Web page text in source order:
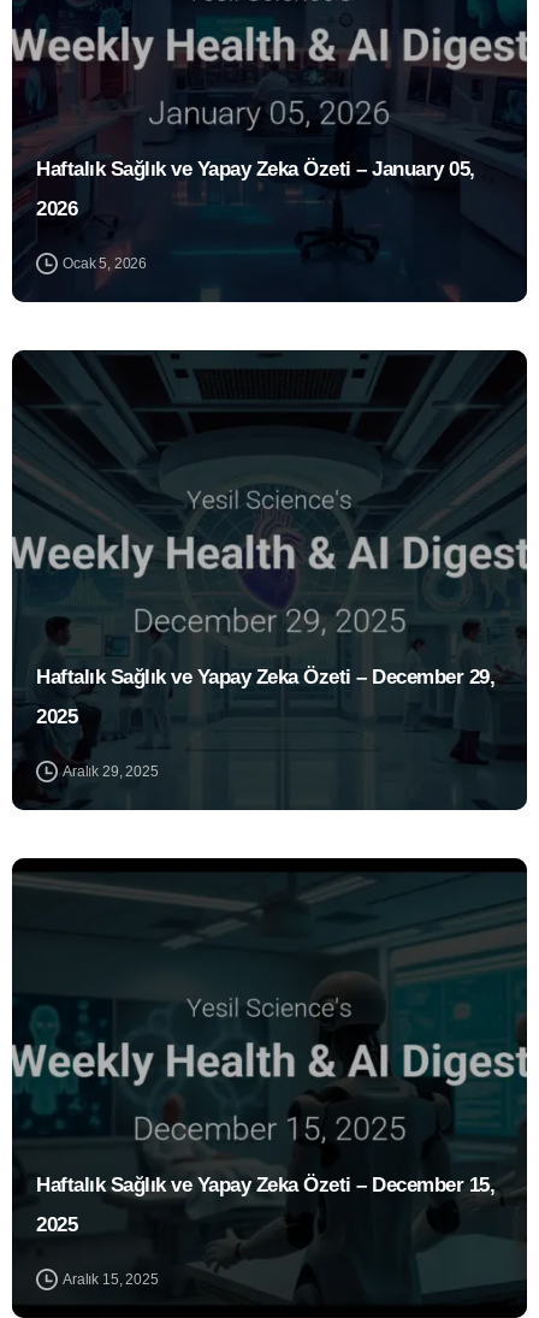
Haftalık Sağlık ve Yapay Zeka Özeti – January 05,
2026
Ocak 5, 2026
Haftalık Sağlık ve Yapay Zeka Özeti – December 29,
2025
Aralık 29, 2025
Haftalık Sağlık ve Yapay Zeka Özeti – December 15,
2025
Aralık 15, 2025